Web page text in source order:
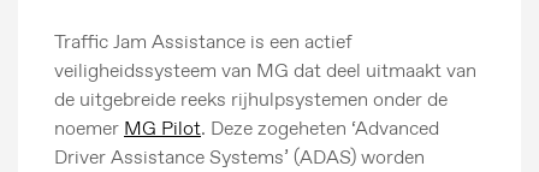
Traffic Jam Assistance is een actief
veiligheidssysteem van MG dat deel uitmaakt van
de uitgebreide reeks rijhulpsystemen onder de
noemer MG Pilot. Deze zogeheten ‘Advanced
Driver Assistance Systems’ (ADAS) worden